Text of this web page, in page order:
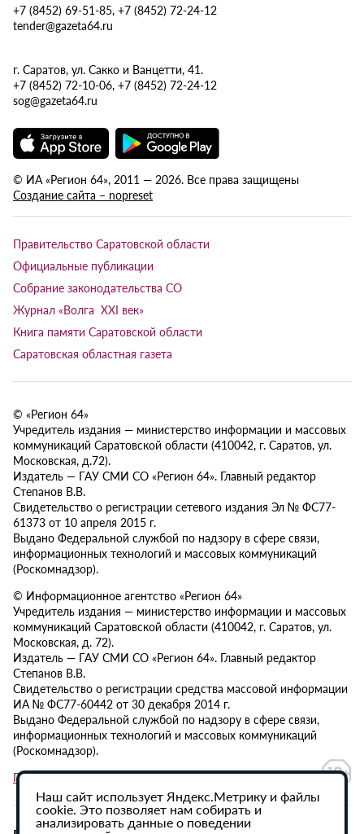
+7 (8452) 69-51-85, +7 (8452) 72-24-12
tender@gazeta64.ru
г. Саратов, ул. Сакко и Ванцетти, 41.
+7 (8452) 72-10-06, +7 (8452) 72-24-12
sog@gazeta64.ru
© ИА «Регион 64», 2011 — 2026. Все права защищены
Создание сайта – nopreset
Правительство Саратовской области
Официальные публикации
Собрание законодательства СО
Журнал «Волга XXI век»
Книга памяти Саратовской области
Саратовская областная газета
© «Регион 64»
Учредитель издания — министерство информации и массовых
коммуникаций Саратовской области (410042, г. Саратов, ул.
Московская, д.72).
Издатель — ГАУ СМИ СО «Регион 64». Главный редактор
Степанов В.В.
Свидетельство о регистрации сетевого издания Эл № ФС77-
61373 от 10 апреля 2015 г.
Выдано Федеральной службой по надзору в сфере связи,
информационных технологий и массовых коммуникаций
(Роскомнадзор).
© Информационное агентство «Регион 64»
Учредитель издания — министерство информации и массовых
коммуникаций Саратовской области (410042, г. Саратов, ул.
Московская, д. 72).
Издатель — ГАУ СМИ СО «Регион 64». Главный редактор
Степанов В.В.
Свидетельство о регистрации средства массовой информации
ИА № ФС77-60442 от 30 декабря 2014 г.
Выдано Федеральной службой по надзору в сфере связи,
информационных технологий и массовых коммуникаций
(Роскомнадзор).
Политика в отношении обработки персональных данных
Наш сайт использует Яндекс.Метрику и файлы
cookie. Это позволяет нам собирать и
анализировать данные о поведении